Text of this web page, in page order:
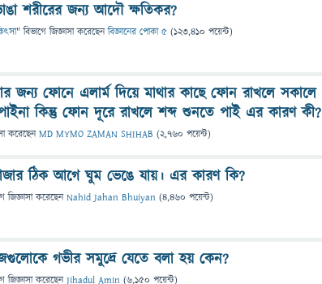
শরীরের জন্য আদৌ ক্ষতিকর?
" বিভাগে জিজ্ঞাসাকরেছেনবিজ্ঞানের পোকা ৫ (123,410 পয়েন্ট)
জন্য ফোনে এলার্ম দিয়ে মাথার কাছে ফোন রাখলে সকালে
কিন্তু ফোন দূরে রাখলে শব্দ শুনতে পাই এর কারণ কী?
করেছেনMD MYMO ZAMAN SHIHAB (2,760 পয়েন্ট)
ঠিক আগে ঘুম ভেঙে যায়। এর কারণ কি?
জিজ্ঞাসাকরেছেনNahid Jahan Bhuiyan (4,460 পয়েন্ট)
গভীর সমুদ্রে যেতে বলা হয় কেন?
জিজ্ঞাসাকরেছেনJihadul Amin (6,150 পয়েন্ট)